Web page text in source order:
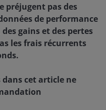
préjugent pas des
de performance
gains et des pertes
les frais récurrents
cet article ne